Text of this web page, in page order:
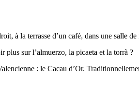
à la terrasse d’un café, dans une salle
plus sur l’almuerzo, la picaeta et la torrà ?
: le Cacau d’Or.